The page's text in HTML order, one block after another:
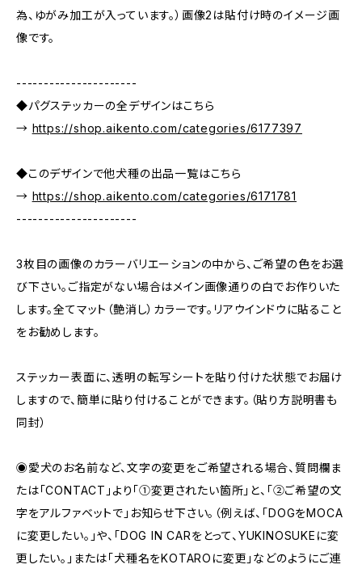
為、ゆがみ加工が入っています。）画像2は貼付け時のイメージ画
像です。
----------------------
◆パグステッカーの全デザインはこちら
→ https://shop.aikento.com/categories/6177397
◆このデザインで他犬種の出品一覧はこちら
→ https://shop.aikento.com/categories/6171781
----------------------
3枚目の画像のカラーバリエーションの中から、ご希望の色をお選
び下さい。ご指定がない場合はメイン画像通りの白でお作りいた
します。全てマット（艶消し）カラーです。リアウインドウに貼ること
をお勧めします。
ステッカー表面に、透明の転写シートを貼り付けた状態でお届け
しますので、簡単に貼り付けることができます。（貼り方説明書も
同封）
◉愛犬のお名前など、文字の変更をご希望される場合、質問欄ま
たは「CONTACT」より「①変更されたい箇所」と、「②ご希望の文
字をアルファベットで」お知らせ下さい。（例えば、「DOGをMOCA
に変更したい。」や、「DOG IN CARをとって、YUKINOSUKEに変
更したい。」または「犬種名をKOTAROに変更」などのようにご連